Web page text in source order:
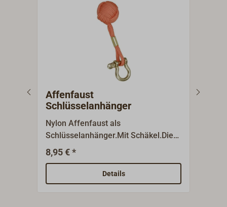
Affenfaust
Schlüsselanhänger
Nylon Affenfaust als
Schlüsselanhänger.Mit Schäkel.Die
Farbe kann unterschiedlich sein.
8,95 € *
Details